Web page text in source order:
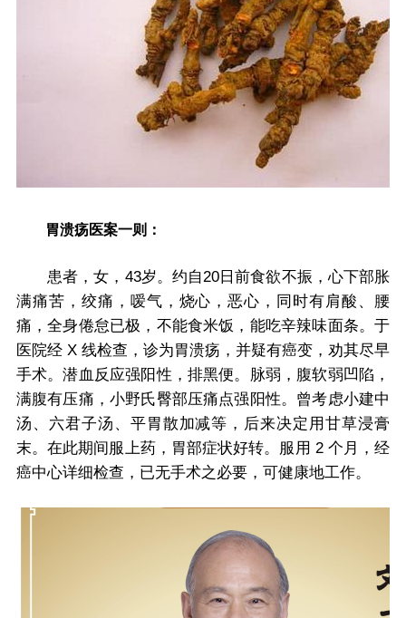
胃溃疡医案一则：
患者，女，43岁。约自20日前食欲不振，心下部胀
满痛苦，绞痛，嗳气，烧心，恶心，同时有肩酸、腰
痛，全身倦怠已极，不能食米饭，能吃辛辣味面条。于
医院经 X 线检查，诊为胃溃疡，并疑有癌变，劝其尽早
手术。潜血反应强阳性，排黑便。脉弱，腹软弱凹陷，
满腹有压痛，小野氏臀部压痛点强阳性。曾考虑小建中
汤、六君子汤、平胃散加减等，后来决定用甘草浸膏
末。在此期间服上药，胃部症状好转。服用 2 个月，经
癌中心详细检查，已无手术之必要，可健康地工作。